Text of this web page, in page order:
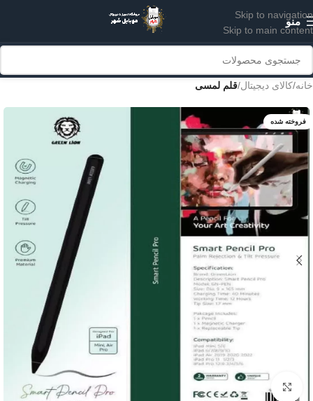
Skip to navigation
Skip to main content
منو
خانه کالای دیجیتال قلم لمسی
فروخته شده
سفید
مشکی
برای بزرگنمایی کلیک کنید